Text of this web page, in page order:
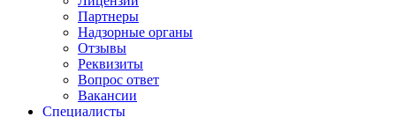
Партнеры
Надзорные органы
Отзывы
Реквизиты
Вопрос ответ
Вакансии
Специалисты